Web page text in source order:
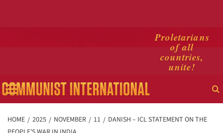
Proletarians
of all
countries,
unite!
Primary
Menu
HOME 2025 NOVEMBER 11
DANISH – ICL STATEMENT ON THE